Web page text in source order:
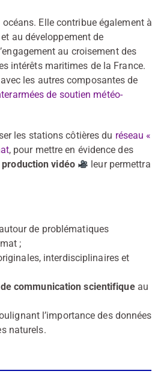
Elle contribue également à
au développement de
au croisement des
intérêts maritimes de la France.
les autres composantes de
de soutien météo-
les stations côtières du réseau «
, pour mettre en évidence des
production vidéo
leur permettra
autour de problématiques
;
interdisciplinaires et
communication scientifiqueau
l’importance des données
naturels.